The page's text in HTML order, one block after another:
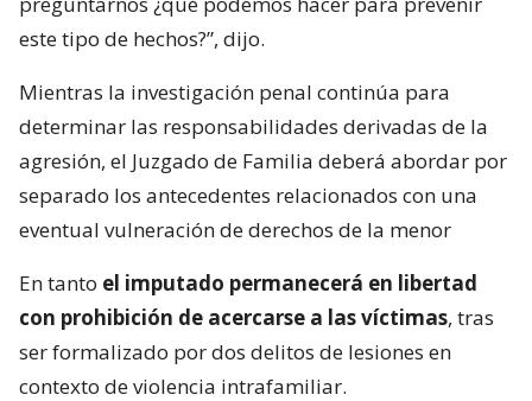
este tipo de hechos?”, dijo.
Mientras la investigación penal continúa para
determinar las responsabilidades derivadas de la
agresión, el Juzgado de Familia deberá abordar por
separado los antecedentes relacionados con una
eventual vulneración de derechos de la menor
En tanto el imputado permanecerá en libertad
con prohibición de acercarse a las víctimas, tras
ser formalizado por dos delitos de lesiones en
contexto de violencia intrafamiliar.